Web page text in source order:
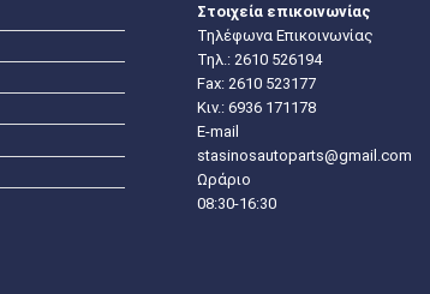
Στοιχεία επικοινωνίας
Τηλέφωνα Επικοινωνίας
Τηλ.: 2610 526194
Fax: 2610 523177
Κιν.: 6936 171178
E-mail
stasinosautoparts@gmail.com
Ωράριο
08:30-16:30